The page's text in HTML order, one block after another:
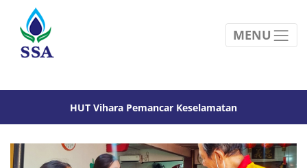
MENU
HUT Vihara Pemancar Keselamatan